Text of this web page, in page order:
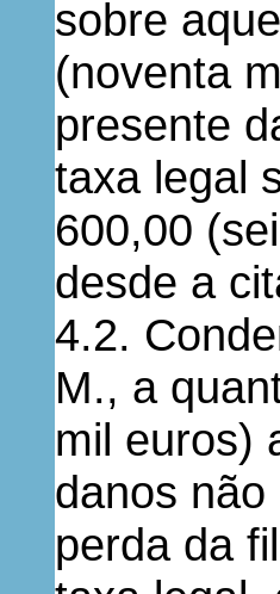
sobre
(noventa
presente
taxa legal
600,00
desde a
4.2.
M., a
mil euros)
danos
perda da